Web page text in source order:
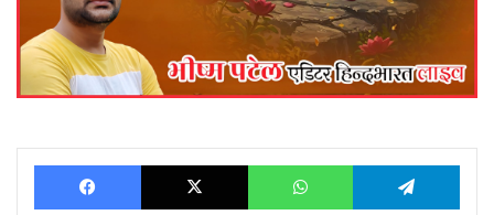
Facebook X WhatsApp